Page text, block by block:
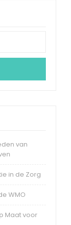
van
in de Zorg
WMO
Maat voor